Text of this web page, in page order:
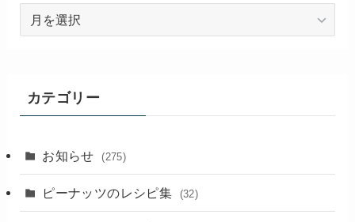
カテゴリー
お知らせ (275)
ピーナッツのレシピ集 (32)